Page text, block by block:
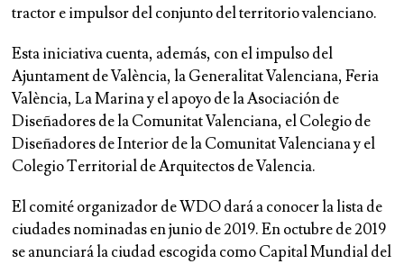
tractor e impulsor del conjunto del territorio valenciano.
Esta iniciativa cuenta, además, con el impulso del
Ajuntament de València, la Generalitat Valenciana, Feria
València, La Marina y el apoyo de la Asociación de
Diseñadores de la Comunitat Valenciana, el Colegio de
Diseñadores de Interior de la Comunitat Valenciana y el
Colegio Territorial de Arquitectos de Valencia.
El comité organizador de WDO dará a conocer la lista de
ciudades nominadas en junio de 2019. En octubre de 2019
se anunciará la ciudad escogida como Capital Mundial del